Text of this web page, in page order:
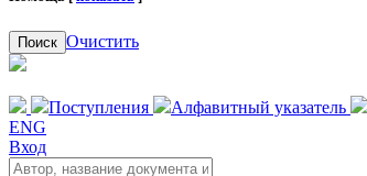
Поиск Очистить
Поступления Алфавитный указатель
ENG
Вход